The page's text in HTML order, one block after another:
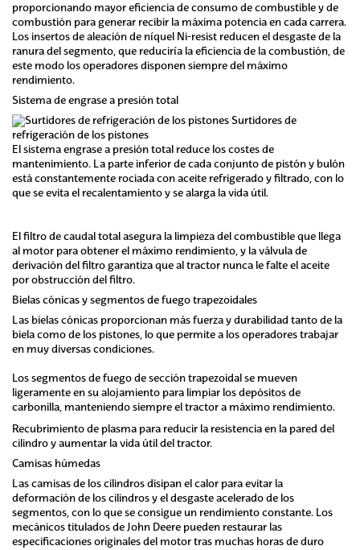
proporcionando mayor eficiencia de consumo de combustible y de
combustión para generar recibir la máxima potencia en cada carrera.
Los insertos de aleación de níquel Ni-resist reducen el desgaste de la
ranura del segmento, que reduciría la eficiencia de la combustión, de
este modo los operadores disponen siempre del máximo
rendimiento.
Sistema de engrase a presión total
Surtidores de
refrigeración de los pistones
El sistema engrase a presión total reduce los costes de
mantenimiento. La parte inferior de cada conjunto de pistón y bulón
está constantemente rociada con aceite refrigerado y filtrado, con lo
que se evita el recalentamiento y se alarga la vida útil.
El filtro de caudal total asegura la limpieza del combustible que llega
al motor para obtener el máximo rendimiento, y la válvula de
derivación del filtro garantiza que al tractor nunca le falte el aceite
por obstrucción del filtro.
Bielas cónicas y segmentos de fuego trapezoidales
Las bielas cónicas proporcionan más fuerza y durabilidad tanto de la
biela como de los pistones, lo que permite a los operadores trabajar
en muy diversas condiciones.
Los segmentos de fuego de sección trapezoidal se mueven
ligeramente en su alojamiento para limpiar los depósitos de
carbonilla, manteniendo siempre el tractor a máximo rendimiento.
Recubrimiento de plasma para reducir la resistencia en la pared del
cilindro y aumentar la vida útil del tractor.
Camisas húmedas
Las camisas de los cilindros disipan el calor para evitar la
deformación de los cilindros y el desgaste acelerado de los
segmentos, con lo que se consigue un rendimiento constante. Los
mecánicos titulados de John Deere pueden restaurar las
especificaciones originales del motor tras muchas horas de duro